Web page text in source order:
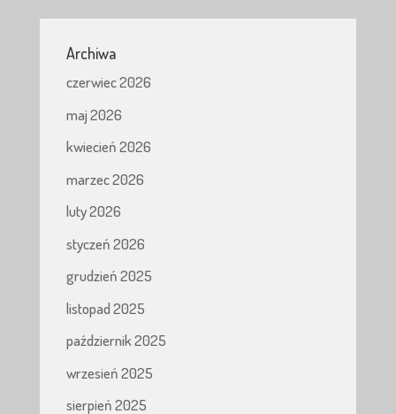
Archiwa
czerwiec 2026
maj 2026
kwiecień 2026
marzec 2026
luty 2026
styczeń 2026
grudzień 2025
listopad 2025
październik 2025
wrzesień 2025
sierpień 2025